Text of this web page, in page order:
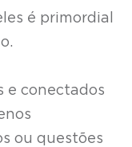
é primordial
e conectados
ou questões